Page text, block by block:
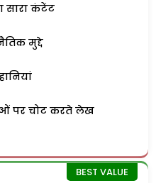
सारा कंटेंट
मुद्दे
पर चोट करते लेख